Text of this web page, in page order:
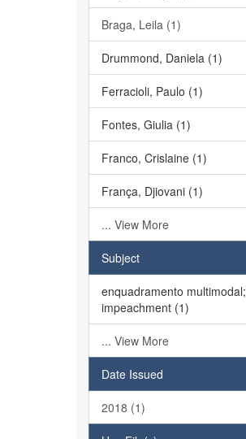
Braga, Leila (1)
Drummond, Daniela (1)
Ferracioli, Paulo (1)
Fontes, Giulia (1)
Franco, Crislaine (1)
França, Djiovani (1)
... View More
Subject
enquadramento multimodal;
impeachment (1)
... View More
Date Issued
2018 (1)